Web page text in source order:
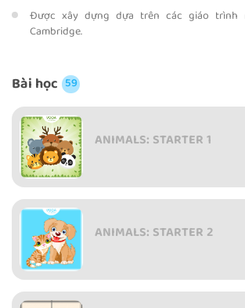
Được xây dựng dựa trên các giáo trình
Cambridge.
Bài học 59
ANIMALS: STARTER 1
ANIMALS: STARTER 2